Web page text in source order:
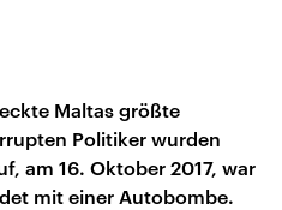
Maltas größte
Politiker wurden
am 16. Oktober 2017, war
mit einer Autobombe.